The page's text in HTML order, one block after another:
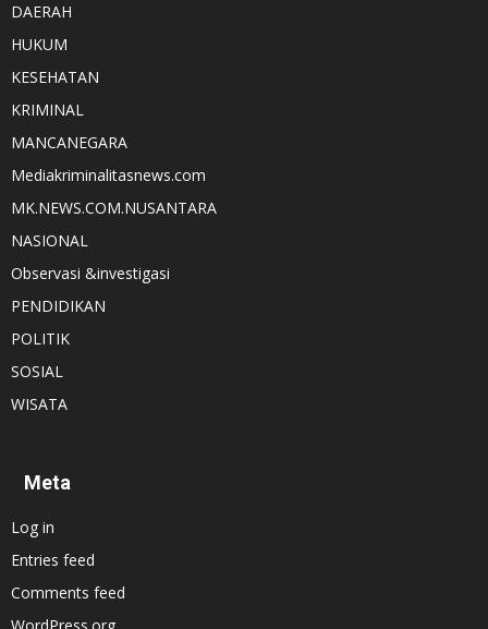
DAERAH
HUKUM
KESEHATAN
KRIMINAL
MANCANEGARA
Mediakriminalitasnews.com
MK.NEWS.COM.NUSANTARA
NASIONAL
Observasi &investigasi
PENDIDIKAN
POLITIK
SOSIAL
WISATA
Meta
Log in
Entries feed
Comments feed